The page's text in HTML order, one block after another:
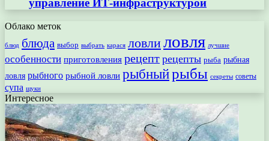
управление ИТ-инфраструктурой
Облако меток
блюд блюда выбор выбрать карася ловлиловля лучшие
особенности приготовления рецепт рецепты рыба рыбная
ловля рыбного рыбной ловли рыбныйрыбы секреты советы
супа щуки
Интересное